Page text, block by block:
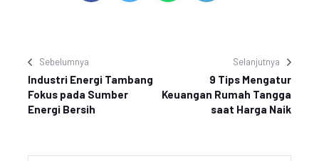
Sebelumnya
Industri Energi Tambang
Fokus pada Sumber
Energi Bersih
Selanjutnya
9 Tips Mengatur
Keuangan Rumah Tangga
saat Harga Naik